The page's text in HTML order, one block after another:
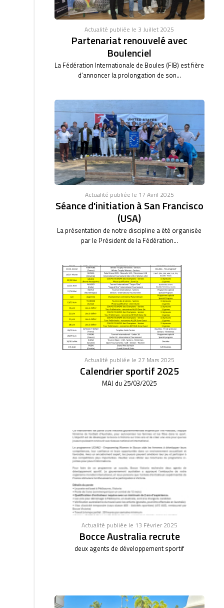
Actualité publiée le 3 Juillet 2025
Partenariat renouvelé avec
Boulenciel
La Fédération Internationale de Boules (FIB) est fière
d’annoncer la prolongation de son...
Actualité publiée le 17 Avril 2025
Séance d'initiation à San Francisco
(USA)
La présentation de notre discipline a été organisée
par le Président de la Fédération...
Actualité publiée le 27 Mars 2025
Calendrier sportif 2025
MAJ du 25/03/2025
Actualité publiée le 13 Février 2025
Bocce Australia recrute
deux agents de développement sportif